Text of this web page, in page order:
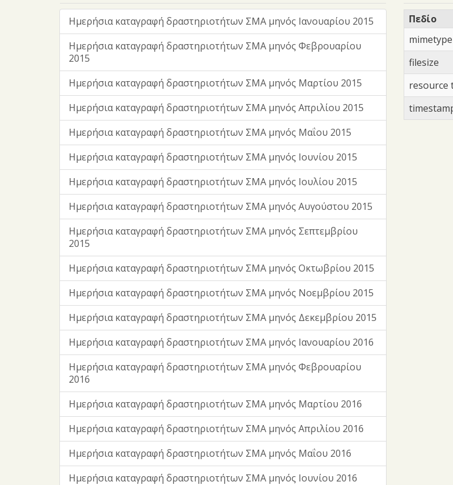
Ημερήσια καταγραφή δραστηριοτήτων ΣΜΑ μηνός Ιανουαρίου 2015
Ημερήσια καταγραφή δραστηριοτήτων ΣΜΑ μηνός Φεβρουαρίου
2015
Ημερήσια καταγραφή δραστηριοτήτων ΣΜΑ μηνός Μαρτίου 2015
Ημερήσια καταγραφή δραστηριοτήτων ΣΜΑ μηνός Απριλίου 2015
Ημερήσια καταγραφή δραστηριοτήτων ΣΜΑ μηνός Μαΐου 2015
Ημερήσια καταγραφή δραστηριοτήτων ΣΜΑ μηνός Ιουνίου 2015
Ημερήσια καταγραφή δραστηριοτήτων ΣΜΑ μηνός Ιουλίου 2015
Ημερήσια καταγραφή δραστηριοτήτων ΣΜΑ μηνός Αυγούστου 2015
Ημερήσια καταγραφή δραστηριοτήτων ΣΜΑ μηνός Σεπτεμβρίου
2015
Ημερήσια καταγραφή δραστηριοτήτων ΣΜΑ μηνός Οκτωβρίου 2015
Ημερήσια καταγραφή δραστηριοτήτων ΣΜΑ μηνός Νοεμβρίου 2015
Ημερήσια καταγραφή δραστηριοτήτων ΣΜΑ μηνός Δεκεμβρίου 2015
Ημερήσια καταγραφή δραστηριοτήτων ΣΜΑ μηνός Ιανουαρίου 2016
Ημερήσια καταγραφή δραστηριοτήτων ΣΜΑ μηνός Φεβρουαρίου
2016
Ημερήσια καταγραφή δραστηριοτήτων ΣΜΑ μηνός Μαρτίου 2016
Ημερήσια καταγραφή δραστηριοτήτων ΣΜΑ μηνός Απριλίου 2016
Ημερήσια καταγραφή δραστηριοτήτων ΣΜΑ μηνός Μαΐου 2016
Ημερήσια καταγραφή δραστηριοτήτων ΣΜΑ μηνός Ιουνίου 2016
Πεδίο
mimetype
filesize
resource